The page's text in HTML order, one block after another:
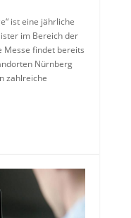
ist eine jährliche
im Bereich der
Messe findet bereits
Nürnberg
zahlreiche